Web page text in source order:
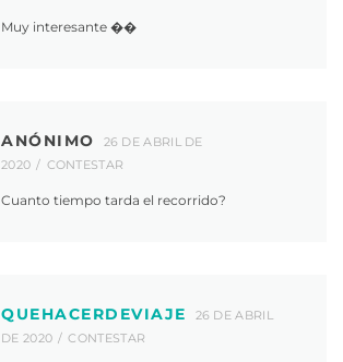
Muy interesante ��
ANÓNIMO
26 DE ABRIL DE
2020
CONTESTAR
Cuanto tiempo tarda el recorrido?
QUEHACERDEVIAJE
26 DE ABRIL
DE 2020
CONTESTAR